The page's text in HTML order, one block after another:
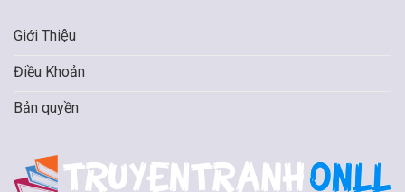
Giới Thiệu
Điều Khoản
Bản quyền